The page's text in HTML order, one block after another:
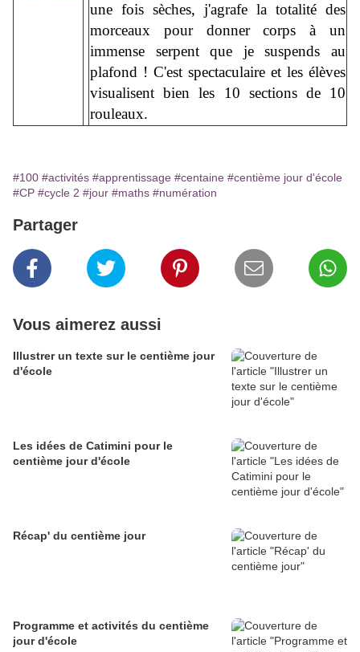
une fois sèches, j'agrafe la totalité des
morceaux pour donner corps à un
immense serpent que je suspends au
plafond ! C'est spectaculaire et les élèves
visualisent bien les 10 sections de 10
rouleaux.
#100 #activités #apprentissage #centaine #centième jour d'école
#CP #cycle 2 #jour #maths #numération
Partager
Vous aimerez aussi
Illustrer un texte sur le centième jour
d'école
Les idées de Catimini pour le
centième jour d'école
Récap' du centième jour
Programme et activités du centième
jour d'école